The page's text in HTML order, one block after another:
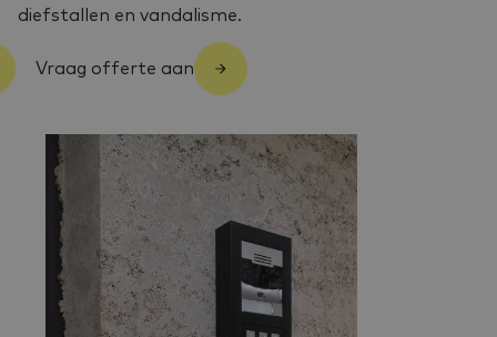
diefstallen en vandalisme.
Vraag offerte aan